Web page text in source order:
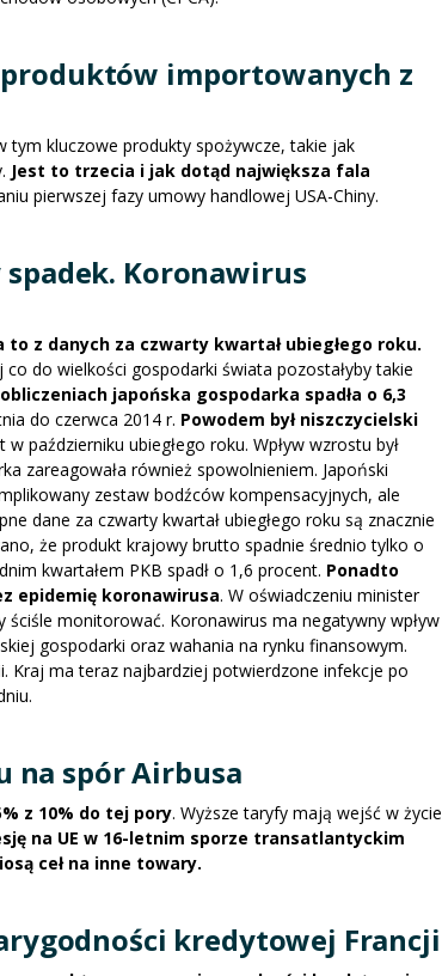
produktów importowanych z
kluczowe produkty spożywcze, takie jak
Jest to trzecia i jak dotąd największa fala
pierwszej fazy umowy handlowej USA-Chiny.
Koronawirus
z danych za czwarty kwartał ubiegłego roku.
co do wielkości gospodarki świata pozostałyby takie
japońska gospodarka spadła o 6,3
do czerwca 2014 r. Powodem był niszczycielski
październiku ubiegłego roku. Wpływ wzrostu był
zareagowała również spowolnieniem. Japoński
zestaw bodźców kompensacyjnych, ale
dane za czwarty kwartał ubiegłego roku są znacznie
że produkt krajowy brutto spadnie średnio tylko o
kwartałem PKB spadł o 1,6 procent. Ponadto
epidemię koronawirusa. W oświadczeniu minister
monitorować. Koronawirus ma negatywny wpływ
gospodarki oraz wahania na rynku finansowym.
Kraj ma teraz najbardziej potwierdzone infekcje po
na spór Airbusa
z 10% do tej pory. Wyższe taryfy mają wejść w życie
na UE w 16-letnim sporze transatlantyckim
ceł na inne towary.
kredytowej Francji